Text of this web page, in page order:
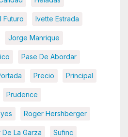
Futuro Ivette Estrada
Jorge Manrique
Pase De Abordar
Precio Principal
Prudence
Roger Hershberger
La Garza Sufinc